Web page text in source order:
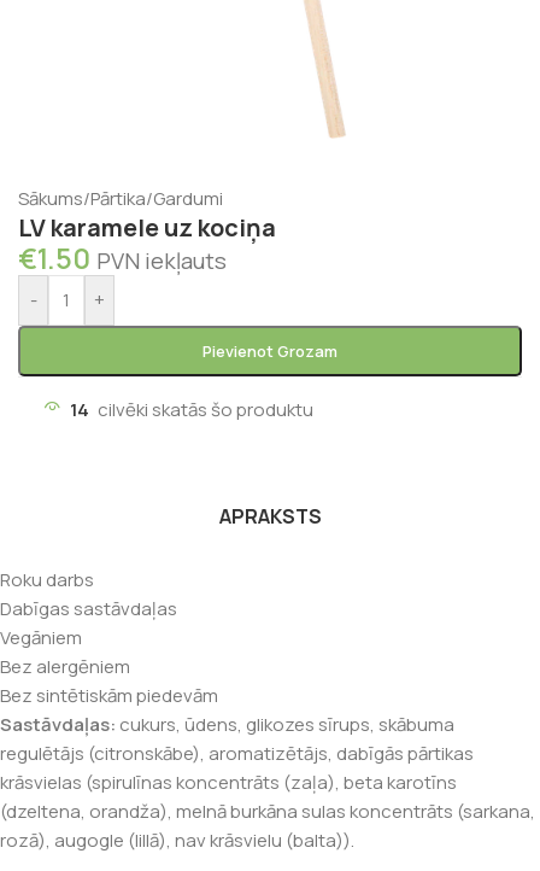
Sākums/Pārtika/Gardumi
LV karamele uz kociņa
€1.50 PVN iekļauts
- +
Pievienot Grozam
14 cilvēki skatās šo produktu
APRAKSTS
Roku darbs
Dabīgas sastāvdaļas
Vegāniem
Bez alergēniem
Bez sintētiskām piedevām
Sastāvdaļas: cukurs, ūdens, glikozes sīrups, skābuma
regulētājs (citronskābe), aromatizētājs, dabīgās pārtikas
krāsvielas (spirulīnas koncentrāts (zaļa), beta karotīns
(dzeltena, orandža), melnā burkāna sulas koncentrāts (sarkana,
rozā), augogle (lillā), nav krāsvielu (balta)).